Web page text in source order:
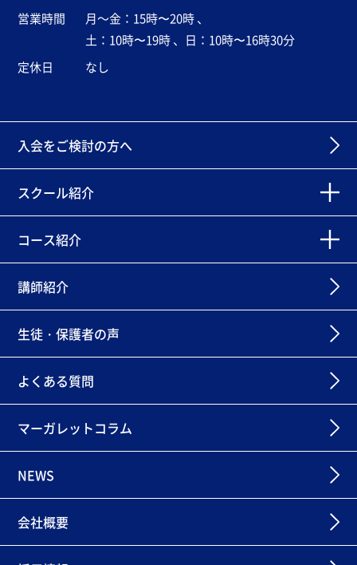
営業時間
月～金：15時〜20時 、
土：10時〜19時 、日：10時〜16時30分
定休日
なし
入会をご検討の方へ
スクール紹介
コース紹介
講師紹介
生徒・保護者の声
よくある質問
マーガレットコラム
NEWS
会社概要